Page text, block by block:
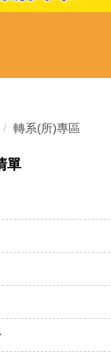
轉系(所)專區
單